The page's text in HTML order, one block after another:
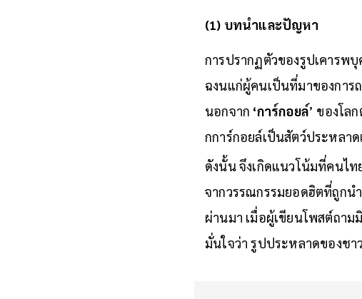
(1) บทนำและปัญหา
การปรากฏตัวของรูปเคารพ
ฉงนแก่ผู้คนเป็นที่มาของการ
นอกจาก ‘การ์กอยล์’ ของโล
กการ์กอยล์เป็นสัตว์ประหลา
ดังนั้น จึงเกิดแนวโน้มที่คนไท
จากวรรณกรรมยอดฮิตที่ถูก
ผ่านมา เมื่อผู้เขียนโพสต์ถา
มั่นใจว่า รูปประหลาดของชา